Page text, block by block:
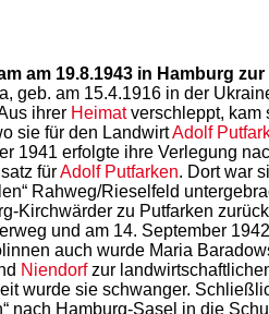
am 19.8.1943 in Hamburg zur
geb. am 15.4.1916 in der
ihrer Heimatverschleppt, kam
sie für den LandwirtAdolf
1941 erfolgte ihre Verlegung
fürAdolf Putfarken. Dort war
Rahweg/Rieselfeld
Kirchwärder zu Putfarken
und am 14. September
auch wurde Maria
Niendorfzur
wurde sie schwanger.
nach Hamburg-Sasel in die